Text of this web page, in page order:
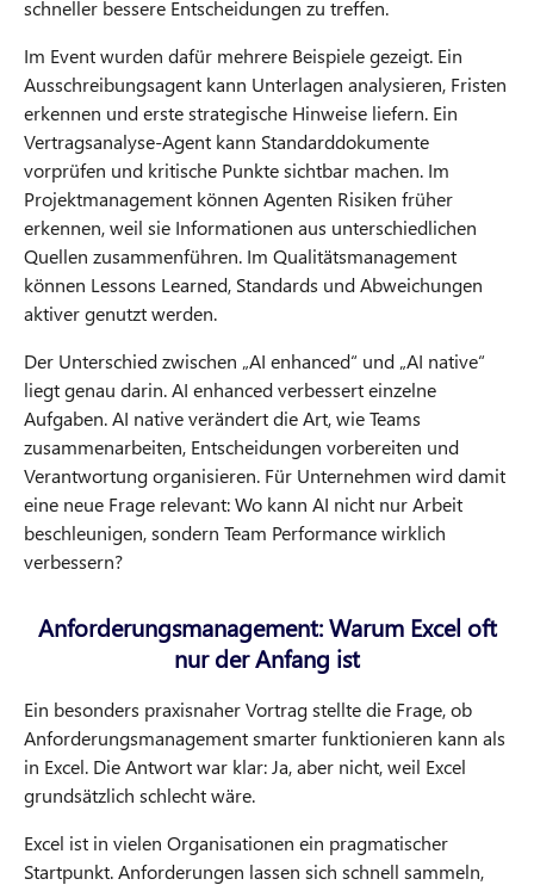
schneller bessere Entscheidungen zu treffen.
Im Event wurden dafür mehrere Beispiele gezeigt. Ein
Ausschreibungsagent kann Unterlagen analysieren, Fristen
erkennen und erste strategische Hinweise liefern. Ein
Vertragsanalyse-Agent kann Standarddokumente
vorprüfen und kritische Punkte sichtbar machen. Im
Projektmanagement können Agenten Risiken früher
erkennen, weil sie Informationen aus unterschiedlichen
Quellen zusammenführen. Im Qualitätsmanagement
können Lessons Learned, Standards und Abweichungen
aktiver genutzt werden.
Der Unterschied zwischen „AI enhanced“ und „AI native“
liegt genau darin. AI enhanced verbessert einzelne
Aufgaben. AI native verändert die Art, wie Teams
zusammenarbeiten, Entscheidungen vorbereiten und
Verantwortung organisieren. Für Unternehmen wird damit
eine neue Frage relevant: Wo kann AI nicht nur Arbeit
beschleunigen, sondern Team Performance wirklich
verbessern?
Anforderungsmanagement: Warum Excel oft
nur der Anfang ist
Ein besonders praxisnaher Vortrag stellte die Frage, ob
Anforderungsmanagement smarter funktionieren kann als
in Excel. Die Antwort war klar: Ja, aber nicht, weil Excel
grundsätzlich schlecht wäre.
Excel ist in vielen Organisationen ein pragmatischer
Startpunkt. Anforderungen lassen sich schnell sammeln,